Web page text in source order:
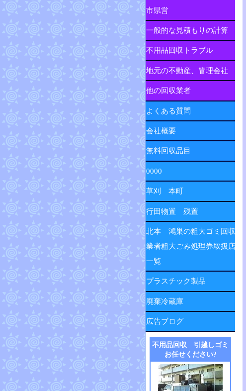
市県営
一般的な見積もりの計算
不用品回収トラブル
地元の不動産、管理会社
他の回収業者
よくある質問
会社概要
無料回収品目
0000
草刈 本町
行田物置 残置
北本 鴻巣の粗大ゴミ回収
業者粗大ごみ処理券取扱店
一覧
プラスチック製品
廃棄冷蔵庫
広告ブログ
不用品回収 引越しゴミ
お任せください?